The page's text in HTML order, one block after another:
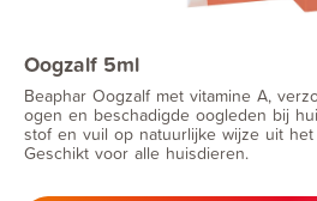
Oogzalf 5ml
Beaphar Oogzalf met vitamine A,
ogen en beschadigde oogleden bij
stof en vuil op natuurlijke wijze uit
Geschikt voor alle huisdieren.